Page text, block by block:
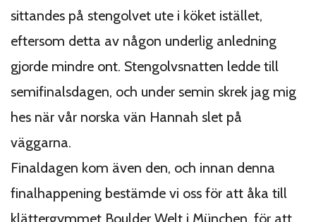
sittandes på stengolvet ute i köket istället,
eftersom detta av någon underlig anledning
gjorde mindre ont. Stengolvsnatten ledde till
semifinalsdagen, och under semin skrek jag mig
hes när vår norska vän Hannah slet på
väggarna.
Finaldagen kom även den, och innan denna
finalhappening bestämde vi oss för att åka till
klättergymmet Boulder Welt i München, för att